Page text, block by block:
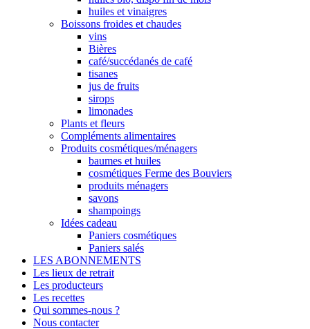
huiles et vinaigres
Boissons froides et chaudes
vins
Bières
café/succédanés de café
tisanes
jus de fruits
sirops
limonades
Plants et fleurs
Compléments alimentaires
Produits cosmétiques/ménagers
baumes et huiles
cosmétiques Ferme des Bouviers
produits ménagers
savons
shampoings
Idées cadeau
Paniers cosmétiques
Paniers salés
LES ABONNEMENTS
Les lieux de retrait
Les producteurs
Les recettes
Qui sommes-nous ?
Nous contacter